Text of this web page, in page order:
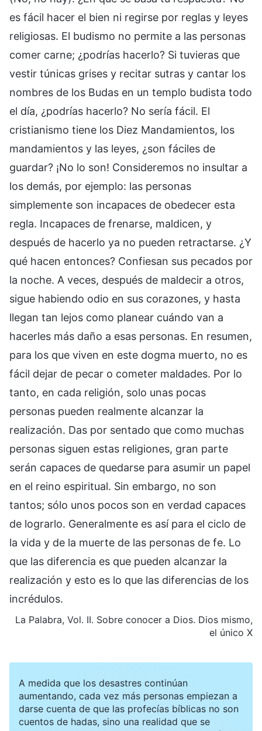
es fácil hacer el bien ni regirse por reglas y leyes
religiosas. El budismo no permite a las personas
comer carne; ¿podrías hacerlo? Si tuvieras que
vestir túnicas grises y recitar sutras y cantar los
nombres de los Budas en un templo budista todo
el día, ¿podrías hacerlo? No sería fácil. El
cristianismo tiene los Diez Mandamientos, los
mandamientos y las leyes, ¿son fáciles de
guardar? ¡No lo son! Consideremos no insultar a
los demás, por ejemplo: las personas
simplemente son incapaces de obedecer esta
regla. Incapaces de frenarse, maldicen, y
después de hacerlo ya no pueden retractarse. ¿Y
qué hacen entonces? Confiesan sus pecados por
la noche. A veces, después de maldecir a otros,
sigue habiendo odio en sus corazones, y hasta
llegan tan lejos como planear cuándo van a
hacerles más daño a esas personas. En resumen,
para los que viven en este dogma muerto, no es
fácil dejar de pecar o cometer maldades. Por lo
tanto, en cada religión, solo unas pocas
personas pueden realmente alcanzar la
realización. Das por sentado que como muchas
personas siguen estas religiones, gran parte
serán capaces de quedarse para asumir un papel
en el reino espiritual. Sin embargo, no son
tantos; sólo unos pocos son en verdad capaces
de lograrlo. Generalmente es así para el ciclo de
la vida y de la muerte de las personas de fe. Lo
que las diferencia es que pueden alcanzar la
realización y esto es lo que las diferencias de los
incrédulos.
La Palabra, Vol. II. Sobre conocer a Dios. Dios mismo,
el único X
A medida que los desastres continúan
aumentando, cada vez más personas empiezan a
darse cuenta de que las profecías bíblicas no son
cuentos de hadas, sino una realidad que se